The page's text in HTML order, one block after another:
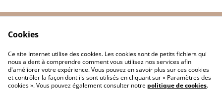
Politique de
confidentialité
Politique de cookies
Cookies
Ce site Internet utilise des cookies. Les cookies sont de petits fichiers qui
nous aident à comprendre comment vous utilisez nos services afin
d'améliorer votre expérience. Vous pouvez en savoir plus sur ces cookies
et contrôler la façon dont ils sont utilisés en cliquant sur « Paramètres des
cookies ». Vous pouvez également consulter notre politique de cookies.